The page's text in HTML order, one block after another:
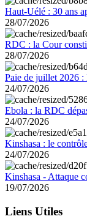
Haut-Uélé : 30 ans
28/07/2026
RDC : la Cour
28/07/2026
Paie de juillet 2026 :
24/07/2026
Ebola : la RDC
24/07/2026
Kinshasa : le
24/07/2026
Kinshasa - Attaque
19/07/2026
Liens Utiles